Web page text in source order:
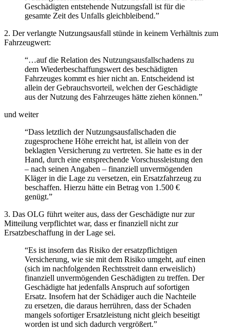
Geschädigten entstehende Nutzungsfall ist für die
gesamte Zeit des Unfalls gleichbleibend.”
2. Der verlangte Nutzungsausfall stünde in keinem Verhältnis zum
Fahrzeugwert:
“…auf die Relation des Nutzungsausfallschadens zu
dem Wiederbeschaffungswert des beschädigten
Fahrzeuges kommt es hier nicht an. Entscheidend ist
allein der Gebrauchsvorteil, welchen der Geschädigte
aus der Nutzung des Fahrzeuges hätte ziehen können.”
und weiter
“Dass letztlich der Nutzungsausfallschaden die
zugesprochene Höhe erreicht hat, ist allein von der
beklagten Versicherung zu vertreten. Sie hatte es in der
Hand, durch eine entsprechende Vorschussleistung den
– nach seinen Angaben – finanziell unvermögenden
Kläger in die Lage zu versetzen, ein Ersatzfahrzeug zu
beschaffen. Hierzu hätte ein Betrag von 1.500 €
genügt.”
3. Das OLG führt weiter aus, dass der Geschädigte nur zur
Mitteilung verpflichtet war, dass er finanziell nicht zur
Ersatzbeschaffung in der Lage sei.
“Es ist insofern das Risiko der ersatzpflichtigen
Versicherung, wie sie mit dem Risiko umgeht, auf einen
(sich im nachfolgenden Rechtsstreit dann erweislich)
finanziell unvermögenden Geschädigten zu treffen. Der
Geschädigte hat jedenfalls Anspruch auf sofortigen
Ersatz. Insofern hat der Schädiger auch die Nachteile
zu ersetzen, die daraus herrühren, dass der Schaden
mangels sofortiger Ersatzleistung nicht gleich beseitigt
worden ist und sich dadurch vergrößert.”